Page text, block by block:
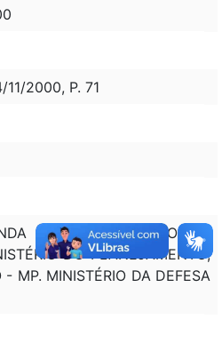
11/2000, P. 71
- MF; MINISTÉRIO DA
DO PLANEJAMENTO;
- MP. MINISTÉRIO DA DEFESA